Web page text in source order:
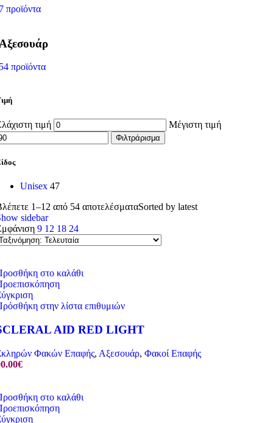
προϊόντα
προϊόντα
τιμή Μέγιστη τιμή
Φιλτράρισμα
Unisex 47
1–12 από 54 αποτελέσματαSorted by latest
sidebar
9 12 18 24
στο καλάθι
στην λίστα επιθυμιών
AID RED LIGHT
Φακών Επαφής, Αξεσουάρ, Φακοί Επαφής
€
στο καλάθι